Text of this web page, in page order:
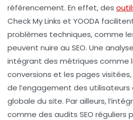
référencement. En effet, des
Check My Links et YOODA
problèmes techniques, comme
peuvent nuire au SEO. Une
intégrant des métriques comme
conversions et les pages
de l’engagement des
globale du site. Par ailleurs,
comme des audits SEO réguliers